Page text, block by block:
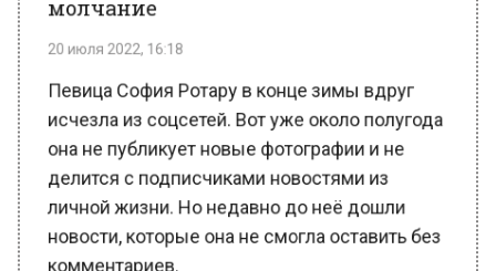
20 июля 2022, 16:18
Певица София Ротару в конце зимы вдруг
исчезла из соцсетей. Вот уже около полугода
она не публикует новые фотографии и не
делится с подписчиками новостями из
личной жизни. Но недавно до неё дошли
новости, которые она не смогла оставить без
комментариев.